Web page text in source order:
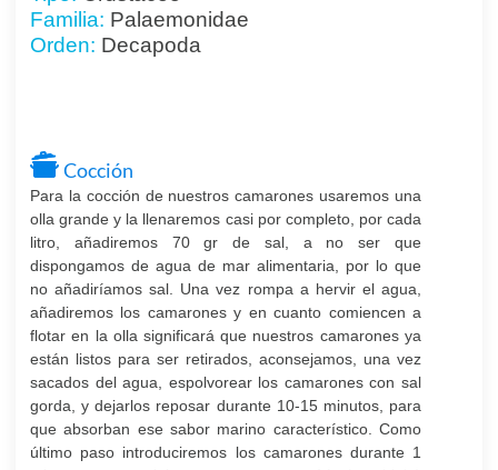
Familia: Palaemonidae
Orden: Decapoda
Cocción
Para la cocción de nuestros camarones usaremos una
olla grande y la llenaremos casi por completo, por cada
litro, añadiremos 70 gr de sal, a no ser que
dispongamos de agua de mar alimentaria, por lo que
no añadiríamos sal. Una vez rompa a hervir el agua,
añadiremos los camarones y en cuanto comiencen a
flotar en la olla significará que nuestros camarones ya
están listos para ser retirados, aconsejamos, una vez
sacados del agua, espolvorear los camarones con sal
gorda, y dejarlos reposar durante 10-15 minutos, para
que absorban ese sabor marino característico. Como
último paso introduciremos los camarones durante 1